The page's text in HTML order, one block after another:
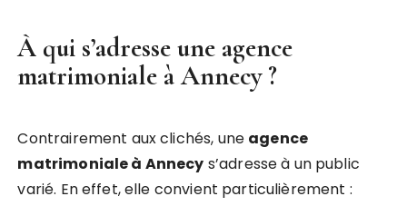
À qui s’adresse une agence
matrimoniale à Annecy?
Contrairement aux clichés, une agence
matrimoniale à Annecy s’adresse à un public
varié. En effet, elle convient particulièrement :